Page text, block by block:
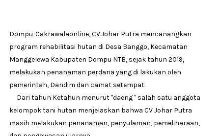
Dompu-Cakrawalaonline, CV.Johar Putra mencanangkan
program rehabilitasi hutan di Desa Banggo, Kecamatan
Manggelewa Kabupaten Dompu NTB, sejak tahun 2019,
melakukan penanaman perdana yang di lakukan oleh
pemerintah, Dandim dan camat setempat.
Dari tahun Ketahun menurut "daeng " salah satu anggota
kelompok tani hutan menjelaskan bahwa CV Johar Putra
masih melakukan penanaman, penyulaman, pemeliharaan,